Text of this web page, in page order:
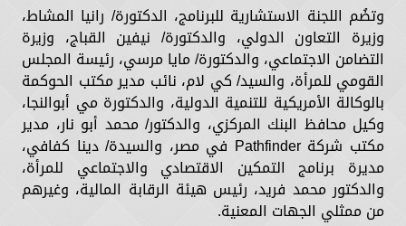
وتضُم اللجنة الاستشارية للبرنامج، الدكتورة/ رانيا المشاط،
وزيرة التعاون الدولي، والدكتورة/ نيفين القباج، وزيرة
التضامن الاجتماعي، والدكتورة/ مايا مرسي، رئيسة المجلس
القومي للمرأة، والسيد/ كي لام، نائب مدير مكتب الحوكمة
بالوكالة الأمريكية للتنمية الدولية، والدكتورة مي أبوالنجا،
وكيل محافظ البنك المركزي، والدكتور/ محمد أبو نار، مدير
مكتب شركة Pathfinder في مصر، والسيدة/ دينا كفافي،
مديرة برنامج التمكين الاقتصادي والاجتماعي للمرأة،
والدكتور محمد فريد، رئيس هيئة الرقابة المالية، وغيرهم
من ممثلي الجهات المعنية.